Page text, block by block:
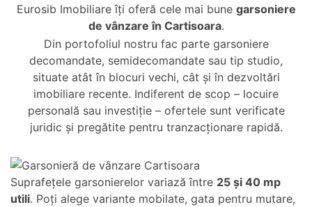
Eurosib Imobiliare îți oferă cele mai bune garsoniere
de vânzare în Cartisoara.
Din portofoliul nostru fac parte garsoniere
decomandate, semidecomandate sau tip studio,
situate atât în blocuri vechi, cât și în dezvoltări
imobiliare recente. Indiferent de scop – locuire
personală sau investiție – ofertele sunt verificate
juridic și pregătite pentru tranzacționare rapidă.
Suprafețele garsonierelor variază între 25 și 40 mp
utili. Poți alege variante mobilate, gata pentru mutare,